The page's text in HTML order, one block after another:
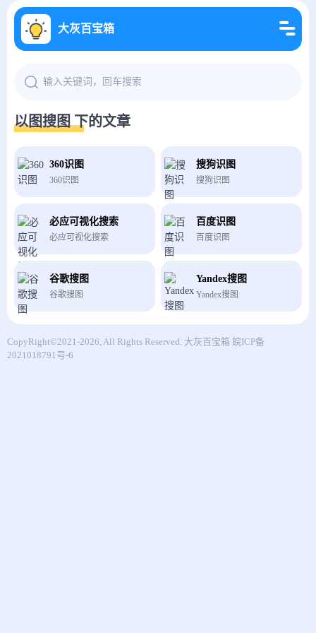
大灰百宝箱
以图搜图 下的文章
360识图
360识图
搜狗识图
搜狗识图
必应可视化搜索
必应可视化搜索
百度识图
百度识图
谷歌搜图
谷歌搜图
Yandex搜图
Yandex搜图
CopyRight©2021-2026, All Rights Reserved. 大灰百宝箱 皖ICP备
2021018791号-6